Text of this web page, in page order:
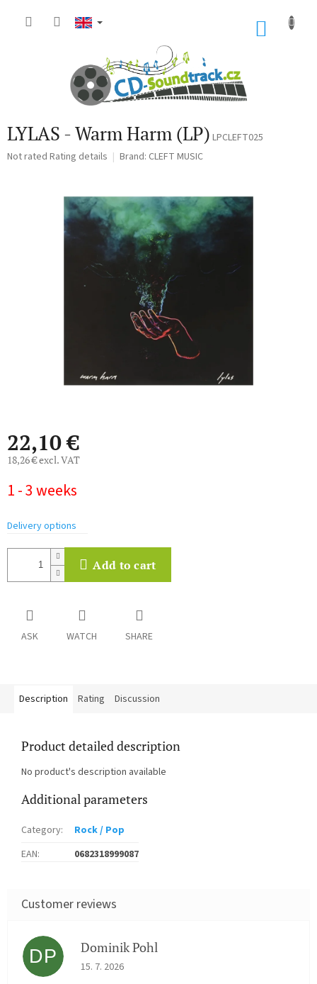
LYLAS - Warm Harm (LP) LPCLEFT025
The
Not rated Rating details Brand: CLEFT MUSIC
22,10 €
18,26 € excl. VAT
price:
1 - 3 weeks
Delivery options
Add to cart
ASK WATCH SHARE
Description Rating Discussion
Product detailed description
No product's description available
Additional parameters
Category:
Rock / Pop
EAN: 0682318999087
DP Dominik Pohl
The store rating is 5 out of 5 stars.
15. 7. 2026